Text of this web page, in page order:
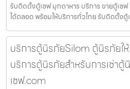
รับติดตั้งตู้เซฟ มุกดาหาร บริการ ขายตู้เ
ได้ตลอด พร้อมให้บริการทั่วไทย รับติดตั้งตู้
บริการตู้นิรภัยSilom ตู้นิรภัยให้
บริการตู้นิรภัยสำหรับการเช่าตู้
เซฟ.com